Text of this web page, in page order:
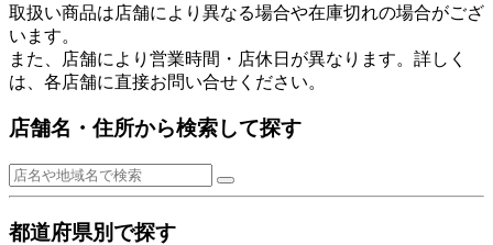
取扱い商品は店舗により異なる場合や在庫切れの場合がござ
います。
また、店舗により営業時間・店休日が異なります。詳しく
は、各店舗に直接お問い合せください。
店舗名・住所から検索して探す
都道府県別で探す